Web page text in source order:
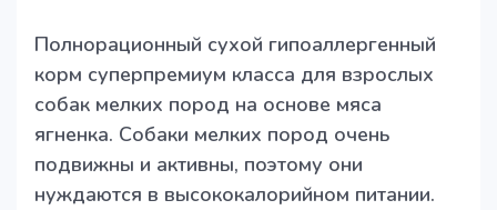
Полнорационный сухой гипоаллергенный
корм суперпремиум класса для взрослых
собак мелких пород на основе мяса
ягненка. Собаки мелких пород очень
подвижны и активны, поэтому они
нуждаются в высококалорийном питании.